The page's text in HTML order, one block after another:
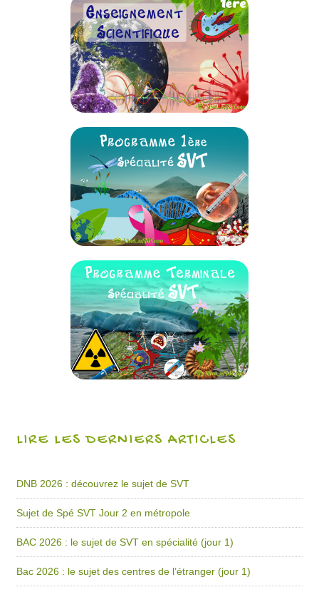
LIRE LES DERNIERS ARTICLES
DNB 2026 : découvrez le sujet de SVT
Sujet de Spé SVT Jour 2 en métropole
BAC 2026 : le sujet de SVT en spécialité (jour 1)
Bac 2026 : le sujet des centres de l’étranger (jour 1)